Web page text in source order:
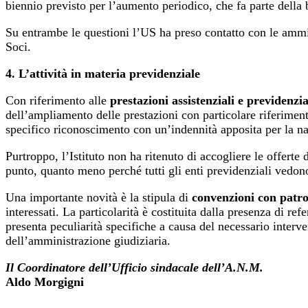
biennio previsto per l’aumento periodico, che fa parte
Su entrambe le questioni l’US ha preso contatto con le
Soci.
4. L’attività in materia previdenziale
Con riferimento alle prestazioni assistenziali e
dell’ampliamento delle prestazioni con particolare
specifico riconoscimento con un’indennità apposita per la
Purtroppo, l’Istituto non ha ritenuto di accogliere le offerte
punto, quanto meno perché tutti gli enti previdenziali
Una importante novità è la stipula di convenzioni con
interessati. La particolarità è costituita dalla presenza di
presenta peculiarità specifiche a causa del necessario
dell’amministrazione giudiziaria.
Il Coordinatore dell’Ufficio sindacale dell’A.N.M.
Aldo Morgigni